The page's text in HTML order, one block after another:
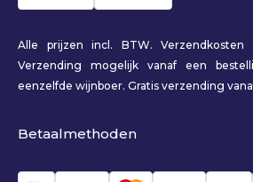
Alle prijzen incl. BTW.
Verzending mogelijk vanaf een
eenzelfde wijnboer. Gratis verzending
Betaalmethoden